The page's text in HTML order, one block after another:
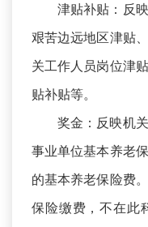
津贴补贴：反
艰苦边远地区津贴
关工作人员岗位津
贴补贴等。
奖金：反映机
事业单位基本养老
的基本养老保险费
保险缴费，不在此